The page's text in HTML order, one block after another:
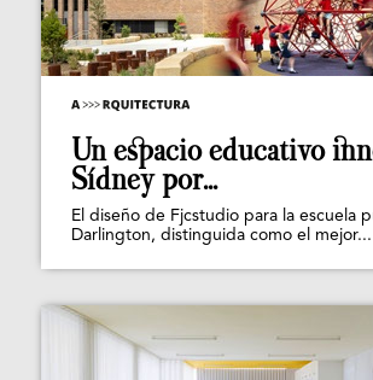
Un espacio educativo
Sídney por...
El diseño de Fjcstudio para la escuela
Darlington, distinguida como el mejor...